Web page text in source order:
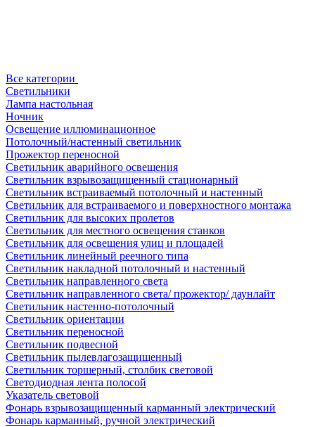
Все категории
Светильники
Лампа настольная
Ночник
Освещение иллюминационное
Потолочный/настенный светильник
Прожектор переносной
Светильник аварийного освещения
Светильник взрывозащищенный стационарный
Светильник встраиваемый потолочный и настенный
Светильник для встраиваемого и поверхностного монтажа
Светильник для высоких пролетов
Светильник для местного освещения станков
Светильник для освещения улиц и площадей
Светильник линейный реечного типа
Светильник накладной потолочный и настенный
Светильник направленного света
Светильник направленного света/ прожектор/ даунлайт
Светильник настенно-потолочный
Светильник ориентации
Светильник переносной
Светильник подвесной
Светильник пылевлагозащищенный
Светильник торшерный, столбик световой
Светодиодная лента полосой
Указатель световой
Фонарь взрывозащищенный карманный электрический
Фонарь карманный, ручной электрический